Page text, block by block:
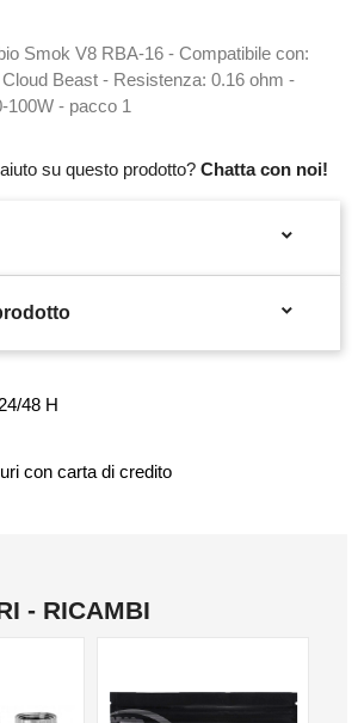
Smok V8 RBA-16 - Compatibile con:
Cloud Beast - Resistenza: 0.16 ohm -
100W - pacco 1
su questo prodotto? Chatta con noi!


48 H
con carta di credito
- RICAMBI